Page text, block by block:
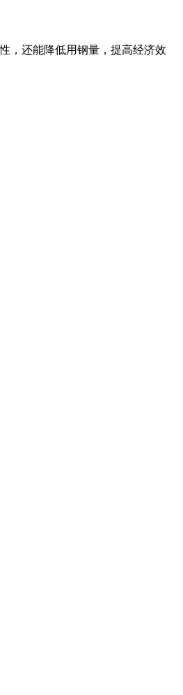
，还能降低用钢量，提高经济效